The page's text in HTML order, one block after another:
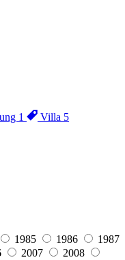
1 Villa 5
1985 1986
1987
2007
2008